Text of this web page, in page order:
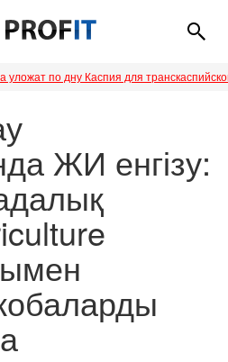
уложат по дну Каспия для
ЖИ енгізу: